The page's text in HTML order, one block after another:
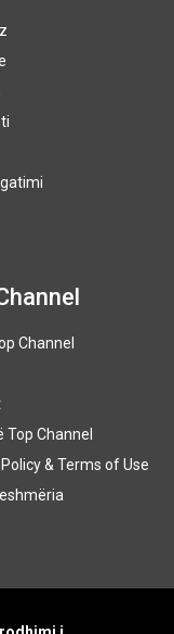
Channel
Top Channel
& Terms of Use